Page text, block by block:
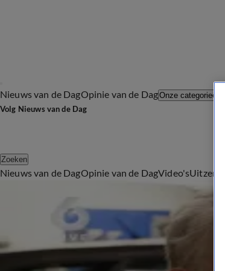
Nieuws van de DagOpinie van de DagOnze categorieën
Volg Nieuws van de Dag
Zoeken
Nieuws van de DagOpinie van de DagVideo's
Kampeerders genieten van oer-Hollandse zomer: 'Vanochtend stond het
28 juli 2025, 19:34
6:13